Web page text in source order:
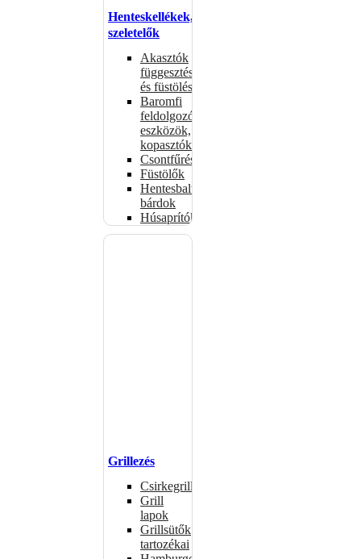
Henteskellékek,
szeletelők
Akasztók
függesztéshez
és füstöléshez
Baromfi
feldolgozó
eszközök,
kopasztók
Csontfűrészek
Füstölők
Hentesbalták,
bárdok
Húsaprítók
Grillezés
Csirkegrillek
Grill
lapok
Grillsütők
tartozékai